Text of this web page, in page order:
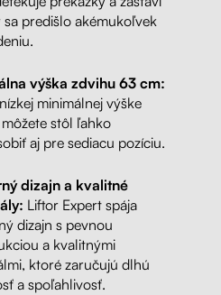
sa predišlo akémukoľvek
výška zdvihu 63 cm:
minimálnej výške
stôl ľahko
aj pre sediacu pozíciu.
dizajn a kvalitné
Liftor Expert spája
dizajn s pevnou
a kvalitnými
ktoré zaručujú dlhú
a spoľahlivosť.